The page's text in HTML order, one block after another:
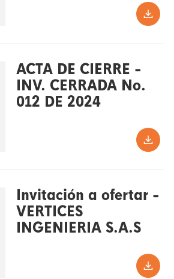
ACTA DE CIERRE -
INV. CERRADA No.
012 DE 2024
Invitación a ofertar -
VERTICES
INGENIERIA S.A.S